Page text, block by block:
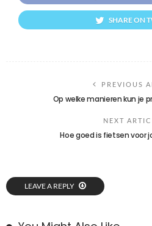
SHARE ON
PREVIOUS
Op welke manieren kun je
NEXT
Hoe goed is fietsen voor
LEAVE A REPLY